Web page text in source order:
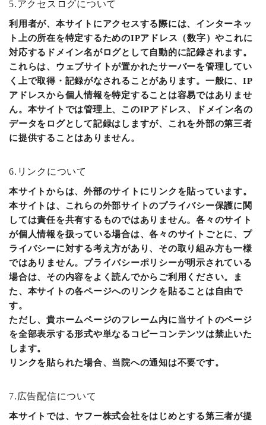
5.アクセスログについて
利用者が、本サイトにアクセスする際には、インターネッ
ト上の所在を特定するためのIPアドレス（数字）やこれに
対応するドメイン名がログとして自動的に記録されます。
これらは、ウェブサイトが置かれたサーバーを管理してい
く上で取得・記録がなされることがあります。一般に、IP
アドレスから個人情報を特定することは容易ではありませ
ん。本サイトでは管理上、このIPアドレス、ドメイン名の
データをログとして記録はしますが、これを外部の第三者
に提供することはありません。
6.リンクについて
本サイトからは、外部のサイトにリンクを貼っています。
本サイトは、これらの外部サイトのプライバシー保護に関
しては責任を共有するものではありません。各々のサイト
が個人情報を扱っている場合は、各々のサイトごとに、プ
ライバシーに対する考え方があり、その取り組み方も一様
ではありません。プライバシーポリシーが明示されている
場合は、その内容をよく読んでからご利用ください。ま
た、本サイトの各ページへのリンクを貼ることは自由で
す。
ただし、貴ホームページのフレーム内に当サイトのページ
を全部表示する形式や単なるコピーコンテンツは禁止いた
します。
リンクを貼られた場合、当院への通知は不要です。
7.広告配信について
本サイトでは、ヤフー株式会社をはじめとする第三者が提